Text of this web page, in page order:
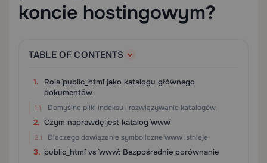
koncie hostingowym?
TABLE OF CONTENTS
Rola `public_html` jako katalogu głównego
dokumentów
Domyślne pliki indeksu i rozwiązywanie katalogów
Czym naprawdę jest katalog `www`
Dlaczego dowiązanie symboliczne `www` istnieje
`public_html` vs `www`: Bezpośrednie porównanie